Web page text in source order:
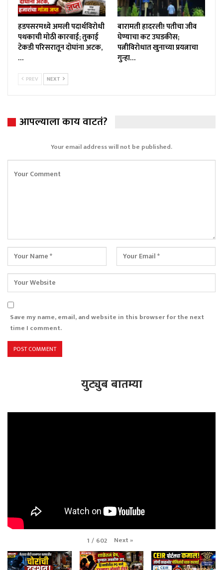
हडपसरमध्ये अमली पदार्थविरोधी
पथकाची मोठी कारवाई; तुकाई
टेकडी परिसरातून दोघांना अटक,
…
बारामती हादरली! पतीचा जीव
घेण्याचा कट उघडकीस;
पत्नीविरोधात खुनाच्या प्रयत्नाचा
गुन्हा…
PREV NEXT
आपल्याला काय वाटतं?
Your email address will not be published.
Save my name, email, and website in this browser for the next
time I comment.
युट्युब बातम्या
1 / 602 Next»